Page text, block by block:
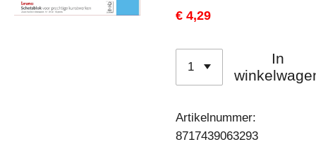
€ 4,29
In
Artikelnummer:
8717439063293